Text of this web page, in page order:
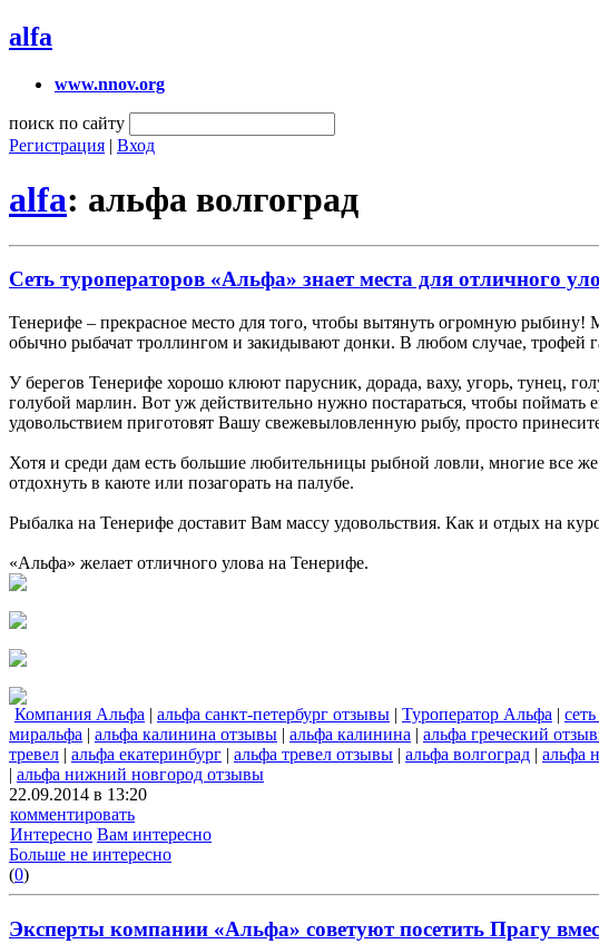
alfa
www.nnov.org
поиск по сайту
Регистрация | Вход
alfa: альфа волгоград
Сеть туроператоров «Альфа» знает места для отличного
Тенерифе – прекрасное место для того, чтобы вытянуть огромную
обычно рыбачат троллингом и закидывают донки. В любом случае, трофей
У берегов Тенерифе хорошо клюют парусник, дорада, ваху, угорь, тунец,
голубой марлин. Вот уж действительно нужно постараться, чтобы
удовольствием приготовят Вашу свежевыловленную рыбу, просто
Хотя и среди дам есть большие любительницы рыбной ловли, многие все
отдохнуть в каюте или позагорать на палубе.
Рыбалка на Тенерифе доставит Вам массу удовольствия. Как и отдых на
«Альфа» желает отличного улова на Тенерифе.
Компания Альфа | альфа санкт-петербург отзывы | Туроператор Альфа |
миральфа | альфа калинина отзывы | альфа калинина | альфа греческий
тревел | альфа екатеринбург | альфа тревел отзывы | альфа волгоград | альфа
| альфа нижний новгород отзывы
22.09.2014 в 13:20
комментировать
Интересно Вам интересно
Больше не интересно
(0)
Эксперты компании «Альфа» советуют посетить Прагу